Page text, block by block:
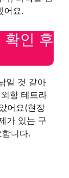
어요.
확인 후
일 것 같아
항 테트라
어요(현장
가 있는 구
합니다.